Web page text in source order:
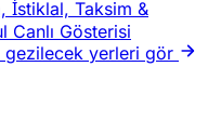
İstiklal, Taksim &
Canlı Gösterisi
gezilecek yerleri gör